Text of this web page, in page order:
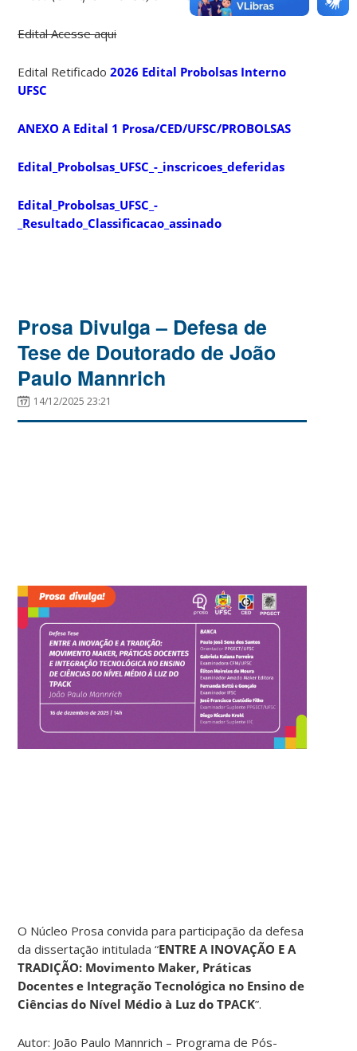
Edital Acesse aqui
Edital Retificado2026 Edital Probolsas Interno
UFSC
ANEXO A Edital 1 Prosa/CED/UFSC/PROBOLSAS
Edital_Probolsas_UFSC_-_inscricoes_deferidas
Edital_Probolsas_UFSC_-
_Resultado_Classificacao_assinado
Prosa Divulga – Defesa de
Tese de Doutorado de João
Paulo Mannrich
14/12/2025 23:21
O Núcleo Prosa convida para participação da defesa
da dissertação intitulada “ENTRE A INOVAÇÃO E A
TRADIÇÃO: Movimento Maker, Práticas
Docentes e Integração Tecnológica no Ensino de
Ciências do Nível Médio à Luz do TPACK”.
Autor: João Paulo Mannrich – Programa de Pós-